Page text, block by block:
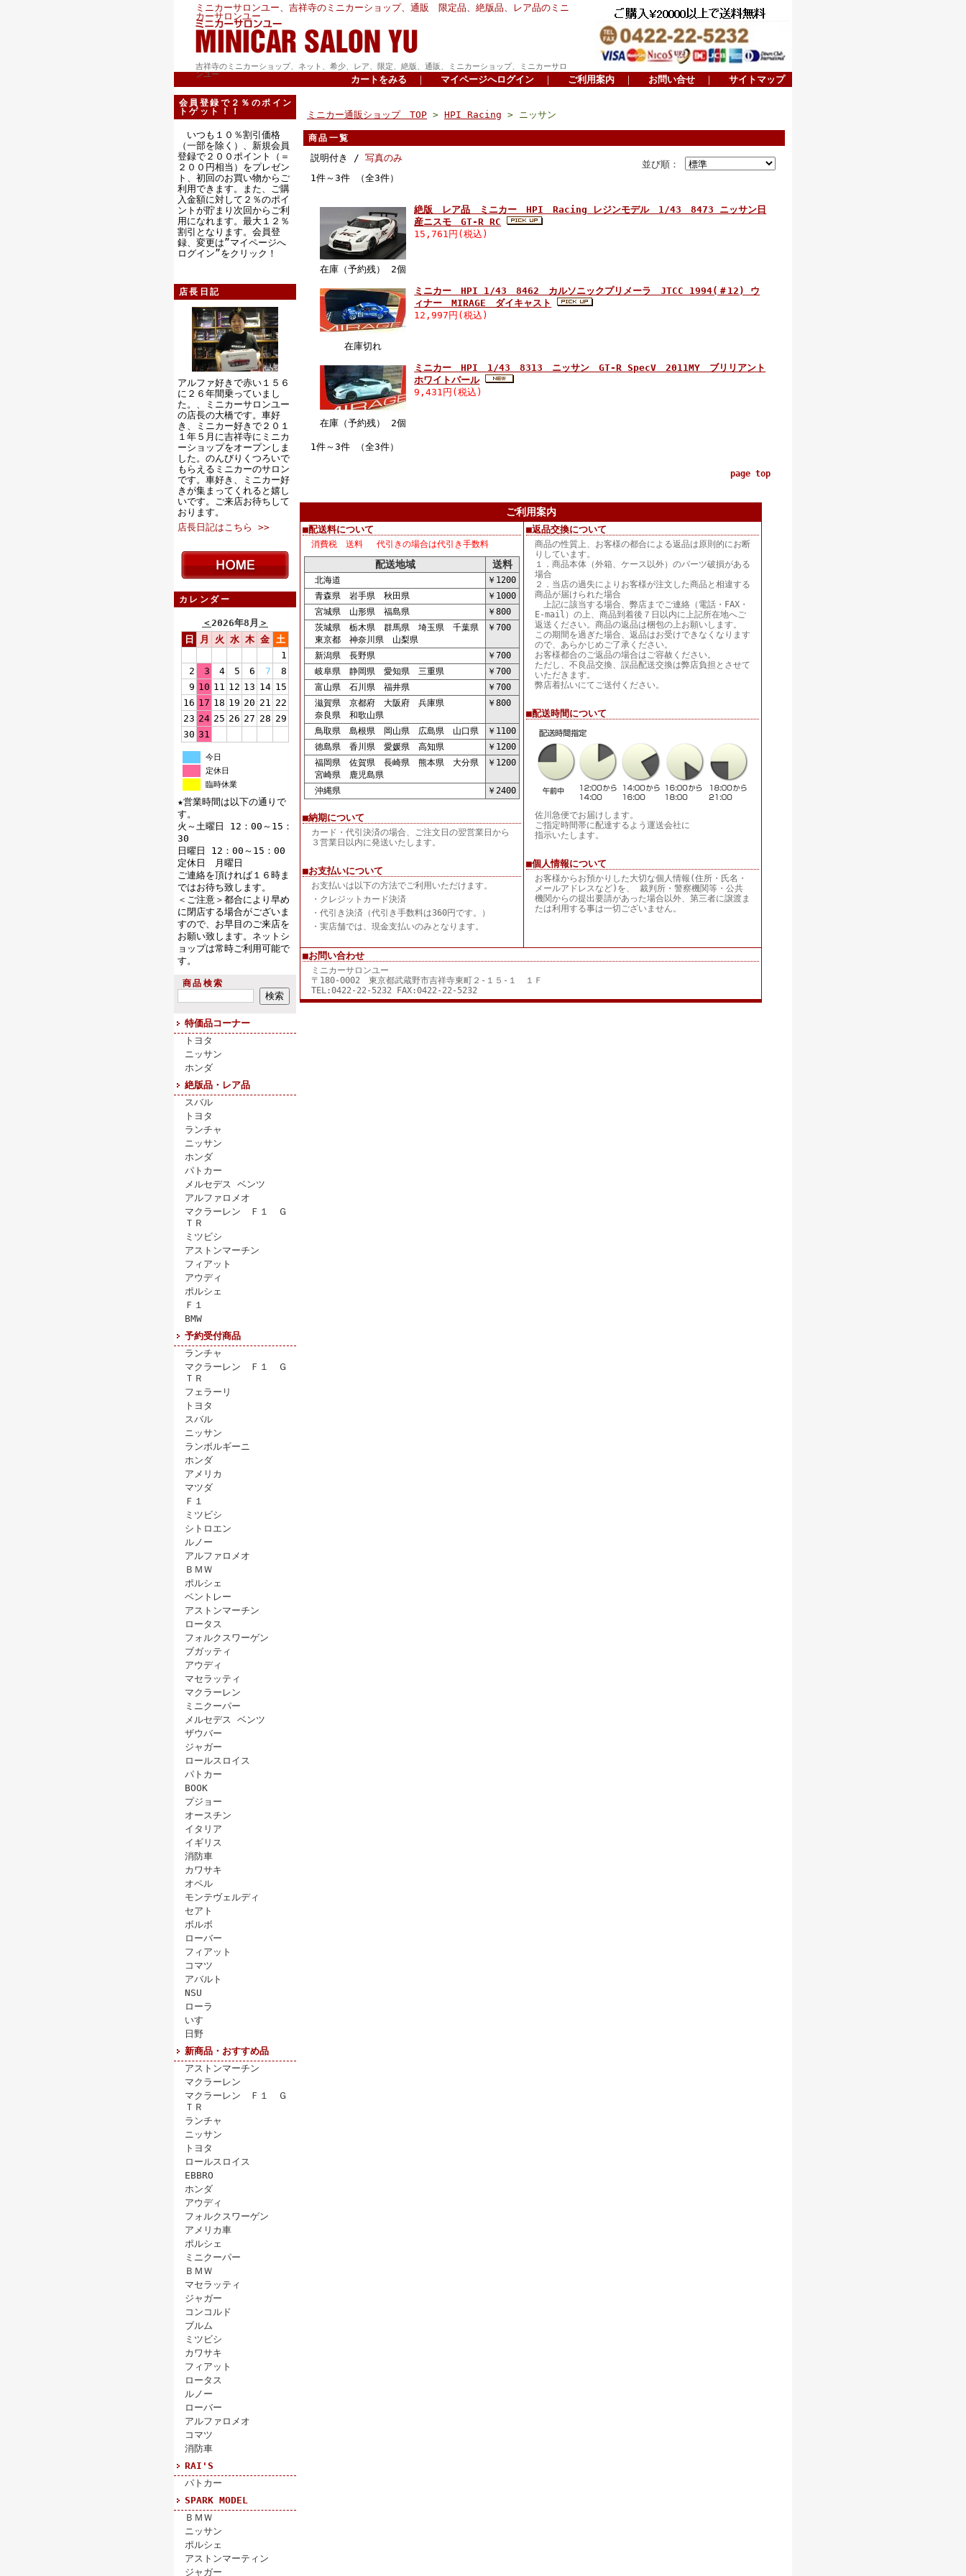
ミニカーサロンユー、吉祥寺のミニカーショップ、通販 限定品、絶版品、レア品のミニ
カーサロンユー
吉祥寺のミニカーショップ、ネット、希少、レア、限定、絶版、通販、ミニカーショップ、ミニカーサロ
ンユー
カートをみる ｜ マイページへログイン ｜ ご利用案内 ｜ お問い合せ ｜ サイトマップ
会員登録で２％のポイン
トゲット！！
いつも１０％割引価格
（一部を除く）、新規会員
登録で２００ポイント（＝
２００円相当）をプレゼン
ト、初回のお買い物からご
利用できます。また、ご購
入金額に対して２％のポイ
ントが貯まり次回からご利
用になれます。最大１２％
割引となります。会員登
録、変更は”マイページへ
ログイン”をクリック！
店長日記
アルファ好きで赤い１５６
に２６年間乗っていまし
た。、ミニカーサロンユー
の店長の大橋です。車好
き、ミニカー好きで２０１
１年５月に吉祥寺にミニカ
ーショップをオープンしま
した。のんびりくつろいで
もらえるミニカーのサロン
です。車好き、ミニカー好
きが集まってくれると嬉し
いです。ご来店お待ちして
おります。
店長日記はこちら >>
カレンダー
＜2026年8月 ＞
日
月 火 水 木 金 土
1
2
3 4 5 6 7
8
9 10 11 12 13 14 15
16 17 18 19 20 21 22
23 24 25 26 27 28 29
30 31
今日
定休日
臨時休業
★営業時間は以下の通りで
す。
火～土曜日 12：00～15：
30
日曜日 12：00～15：00
定休日 月曜日
ご連絡を頂ければ１６時ま
ではお待ち致します。
＜ご注意＞都合により早め
に閉店する場合がございま
すので、お早目のご来店を
お願い致します。ネットシ
ョップは常時ご利用可能で
す。
商品検索
特価品コーナー
トヨタ
ニッサン
ホンダ
絶版品・レア品
スバル
トヨタ
ランチャ
ニッサン
ホンダ
パトカー
メルセデス ベンツ
アルファロメオ
マクラーレン Ｆ１ Ｇ
ＴＲ
ミツビシ
アストンマーチン
フィアット
アウディ
ポルシェ
Ｆ１
BMW
予約受付商品
ランチャ
マクラーレン Ｆ１ Ｇ
ＴＲ
フェラーリ
トヨタ
スバル
ニッサン
ランボルギーニ
ホンダ
アメリカ
マツダ
Ｆ１
ミツビシ
シトロエン
ルノー
アルファロメオ
ＢＭＷ
ポルシェ
ベントレー
アストンマーチン
ロータス
フォルクスワーゲン
ブガッティ
アウディ
マセラッティ
マクラーレン
ミニクーパー
メルセデス ベンツ
ザウバー
ジャガー
ロールスロイス
パトカー
BOOK
プジョー
オースチン
イタリア
イギリス
消防車
カワサキ
オペル
モンテヴェルディ
セアト
ボルボ
ローバー
フィアット
コマツ
アバルト
NSU
ローラ
いすゞ
日野
新商品・おすすめ品
アストンマーチン
マクラーレン
マクラーレン Ｆ１ Ｇ
ＴＲ
ランチャ
ニッサン
トヨタ
ロールスロイス
EBBRO
ホンダ
アウディ
フォルクスワーゲン
アメリカ車
ポルシェ
ミニクーパー
ＢＭＷ
マセラッティ
ジャガー
コンコルド
ブルム
ミツビシ
カワサキ
フィアット
ロータス
ルノー
ローバー
アルファロメオ
コマツ
消防車
RAI'S
パトカー
SPARK MODEL
ＢＭＷ
ニッサン
ポルシェ
アストンマーティン
ジャガー
ミニカー通販ショップ TOP > HPI Racing > ニッサン
商品一覧
並び順：
説明付き / 写真のみ
1件～3件 （全3件）
在庫（予約残） 2個
絶版 レア品 ミニカー HPI Racing レジンモデル 1/43 8473 ニッサン日
産ニスモ GT-R RC
15,761円(税込)
在庫切れ
ミニカー HPI 1/43 8462 カルソニックプリメーラ JTCC 1994(＃12) ウ
ィナー MIRAGE ダイキャスト
12,997円(税込)
在庫（予約残） 2個
ミニカー HPI 1/43 8313 ニッサン GT-R SpecV 2011MY ブリリアント
ホワイトパール
9,431円(税込)
1件～3件 （全3件）
page top
ご利用案内
■配送料について
消費税 送料 代引きの場合は代引き手数料
配送地域 送料
北海道
￥1200
青森県 岩手県 秋田県
￥1000
宮城県 山形県 福島県
￥800
茨城県 栃木県 群馬県 埼玉県 千葉県
東京都 神奈川県 山梨県
￥700
新潟県 長野県
￥700
岐阜県 静岡県 愛知県 三重県
￥700
富山県 石川県 福井県
￥700
滋賀県 京都府 大阪府 兵庫県
奈良県 和歌山県
￥800
鳥取県 島根県 岡山県 広島県 山口県
￥1100
徳島県 香川県 愛媛県 高知県
￥1200
福岡県 佐賀県 長崎県 熊本県 大分県
宮崎県 鹿児島県
￥1200
沖縄県 ￥2400
■納期について
カード・代引決済の場合、ご注文日の翌営業日から
３営業日以内に発送いたします。
■お支払いについて
お支払いは以下の方法でご利用いただけます。
・クレジットカード決済
・代引き決済（代引き手数料は360円です。）
・実店舗では、現金支払いのみとなります。
■返品交換について
商品の性質上、お客様の都合による返品は原則的にお断
りしています。
１．商品本体（外箱、ケース以外）のパーツ破損がある
場合
２．当店の過失によりお客様が注文した商品と相違する
商品が届けられた場合
上記に該当する場合、弊店までご連絡（電話・FAX・
E-mail）の上、商品到着後７日以内に上記所在地へご
返送ください。商品の返品は梱包の上お願いします。
この期間を過ぎた場合、返品はお受けできなくなります
ので、あらかじめご了承ください。
お客様都合のご返品の場合はご容赦ください。
ただし、不良品交換、誤品配送交換は弊店負担とさせて
いただきます。
弊店着払いにてご送付ください。
■配送時間について
佐川急便でお届けします。
ご指定時間帯に配達するよう運送会社に
指示いたします。
■個人情報について
お客様からお預かりした大切な個人情報(住所・氏名・
メールアドレスなど)を、 裁判所・警察機関等・公共
機関からの提出要請があった場合以外、第三者に譲渡ま
たは利用する事は一切ございません。
■お問い合わせ
ミニカーサロンユー
〒180-0002 東京都武蔵野市吉祥寺東町２-１５-１ １Ｆ
TEL:0422-22-5232 FAX:0422-22-5232